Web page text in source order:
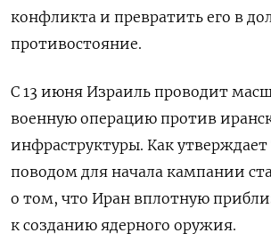
конфликта и превратить его в
противостояние.
С 13 июня Израиль проводит
военную операцию против
инфраструктуры. Как
поводом для начала кампании
о том, что Иран вплотную
к созданию ядерного оружия.